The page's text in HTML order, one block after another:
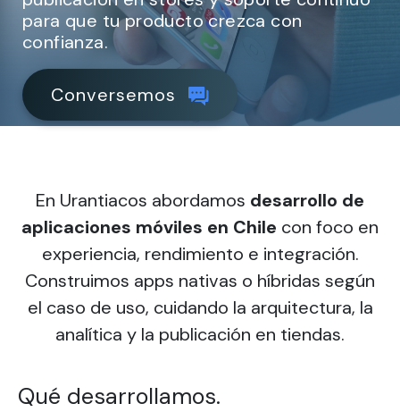
para que tu producto crezca con
confianza.
Conversemos
En Urantiacos abordamos desarrollo de
aplicaciones móviles en Chile con foco en
experiencia, rendimiento e integración.
Construimos apps nativas o híbridas según
el caso de uso, cuidando la arquitectura, la
analítica y la publicación en tiendas.
Qué desarrollamos.